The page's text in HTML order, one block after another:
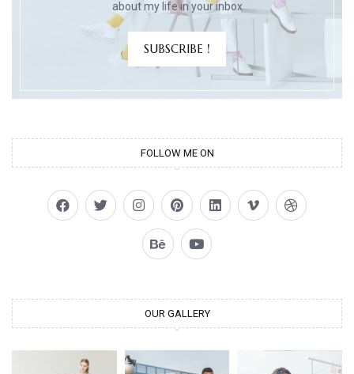
about my life in your inbox
SUBSCRIBE !
FOLLOW ME ON
OUR GALLERY